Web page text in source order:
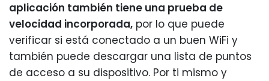
aplicación también tiene una prueba de
velocidad incorporada, por lo que puede
verificar si está conectado a un buen WiFi y
también puede descargar una lista de puntos
de acceso a su dispositivo. Por ti mismo y